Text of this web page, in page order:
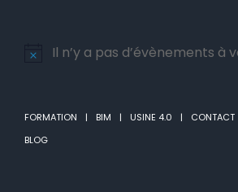
Notice
Il n’y a pas d’évènements à
FORMATION BIM USINE 4.0 CONTACT
BLOG